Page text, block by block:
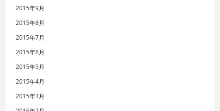
2015年9月
2015年8月
2015年7月
2015年6月
2015年5月
2015年4月
2015年3月